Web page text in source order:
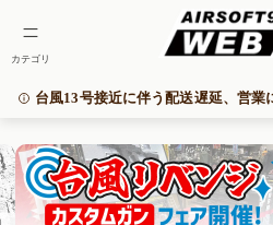
台風13号接近に伴う配送遅延、営業
いつもAIRSOFT97 WEBをご利用いた
現在接近中の台風13号の影響により、
す。
これにより通常よりもお届けに時間を